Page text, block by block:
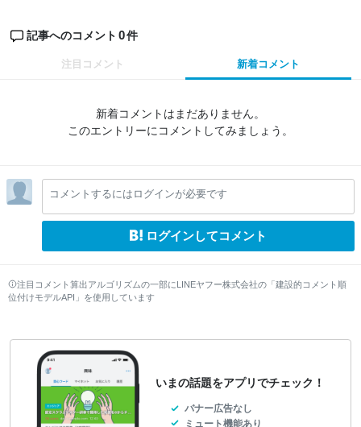
記事へのコメント 0件
注目コメント 新着コメント
新着コメントはまだありません。
このエントリーにコメントしてみましょう。
コメントするにはログインが必要です
ログインしてコメント
注目コメント算出アルゴリズムの一部にLINEヤフー株式会社の「建設的コメント順
位付けモデルAPI」を使用しています
いまの話題をアプリでチェック！
バナー広告なし
ミュート機能あり